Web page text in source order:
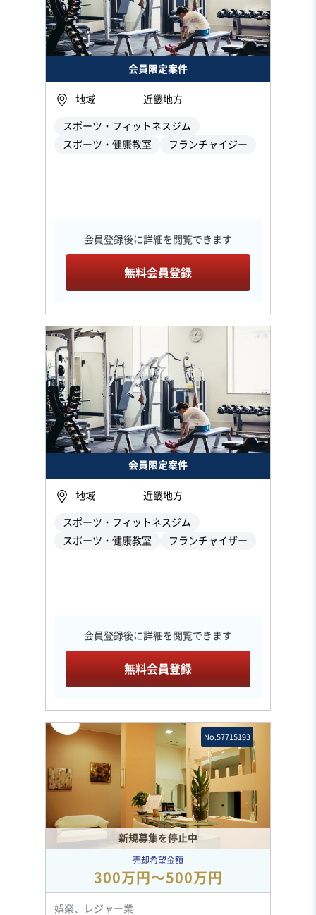
会員限定案件
地域 近畿地方
スポーツ・フィットネスジム
スポーツ・健康教室
フランチャイジー
会員登録後に詳細を閲覧できます
無料会員登録
会員限定案件
地域 近畿地方
スポーツ・フィットネスジム
スポーツ・健康教室
フランチャイザー
会員登録後に詳細を閲覧できます
無料会員登録
新規募集を停止中
No.57715193
売却希望金額
300万円〜500万円
娯楽、レジャー業